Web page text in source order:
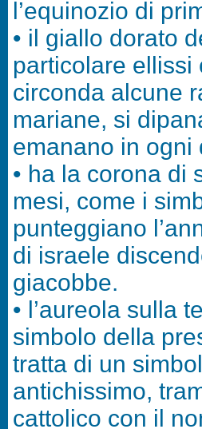
l’equinozio di
• il giallo dorato
particolare ellissi
circonda alcune
mariane, si
emanano in ogni
• ha la corona di
mesi, come i
punteggiano
di israele
giacobbe.
• l’aureola sulla
simbolo della
tratta di un
antichissimo,
cattolico con il